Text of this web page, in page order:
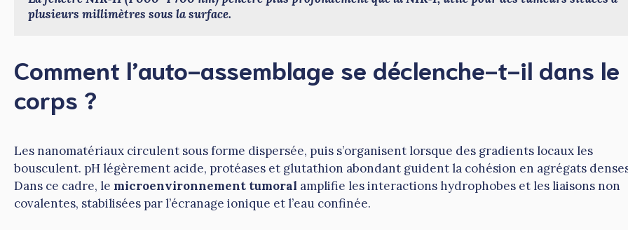
plusieurs millimètres sous la surface.
Comment l’auto-assemblage se déclenche-t-il dans le
corps ?
Les nanomatériaux circulent sous forme dispersée, puis s’organisent lorsque des gradients locaux les
bousculent. pH légèrement acide, protéases et glutathion abondant guident la cohésion en agrégats
Dans ce cadre, le microenvironnement tumoral amplifie les interactions hydrophobes et les liaisons non
covalentes, stabilisées par l’écranage ionique et l’eau confinée.